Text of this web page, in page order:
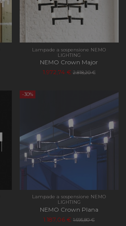
Lampade a sospensione NEMO
LIGHTING
NEMO Crown Major
1.972,74 € 2.818,20 €
-30%
Lampade a sospensione NEMO
LIGHTING
NEMO Crown Plana
1.187,06 € 1.695,80 €